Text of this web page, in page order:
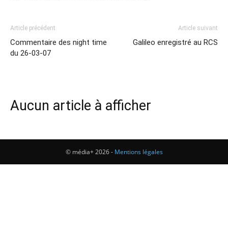
Article précédent
Commentaire des night time
du 26-03-07
Article suivant
Galileo enregistré au RCS
Aucun article à afficher
© média+ 2026 - Mentions légales